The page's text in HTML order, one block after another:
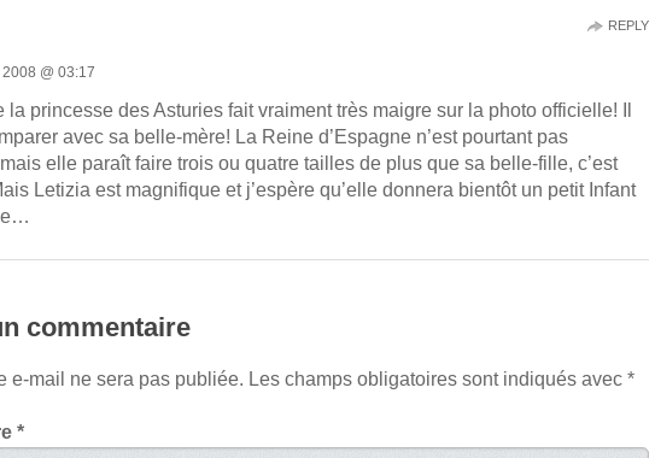
@ 03:17
la princesse des Asturies fait vraiment très maigre sur la photo officielle! Il
avec sa belle-mère! La Reine d’Espagne n’est pourtant pas
elle paraît faire trois ou quatre tailles de plus que sa belle-fille, c’est
Letizia est magnifique et j’espère qu’elle donnera bientôt un petit Infant
REPLY
commentaire
e-mail ne sera pas publiée. Les champs obligatoires sont indiqués avec*
*